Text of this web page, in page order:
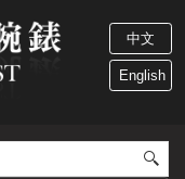
中文
English